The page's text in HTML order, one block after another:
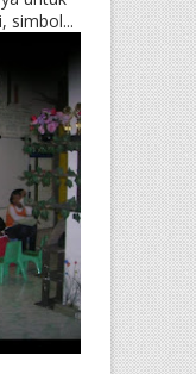
simbol...